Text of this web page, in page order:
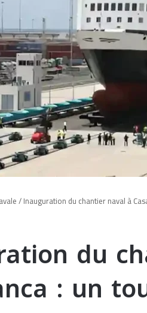
/Inauguration du chantier naval à
du
: un